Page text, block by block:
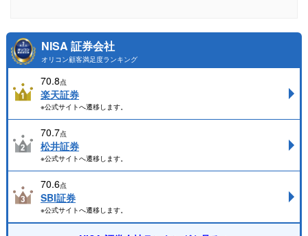
NISA 証券会社
オリコン顧客満足度ランキング
70.8点
楽天証券
※公式サイトへ遷移します。
70.7点
松井証券
※公式サイトへ遷移します。
70.6点
SBI証券
※公式サイトへ遷移します。